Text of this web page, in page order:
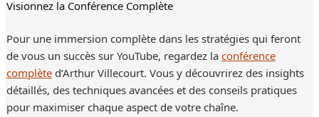
Visionnez la Conférence Complète
Pour une immersion complète dans les stratégies qui feront
de vous un succès sur YouTube, regardez laconférence
complèted’Arthur Villecourt. Vous y découvrirez des insights
détaillés, des techniques avancées et des conseils pratiques
pour maximiser chaque aspect de votre chaîne.